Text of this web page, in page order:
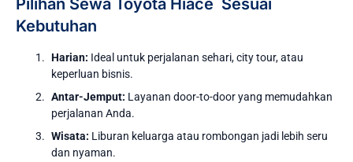
Pilihan Sewa Toyota Hiace Sesuai
Kebutuhan
Harian: Ideal untuk perjalanan sehari, city tour, atau
keperluan bisnis.
Antar-Jemput: Layanan door-to-door yang memudahkan
perjalanan Anda.
Wisata: Liburan keluarga atau rombongan jadi lebih seru
dan nyaman.